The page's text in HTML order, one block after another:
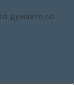
думаете по